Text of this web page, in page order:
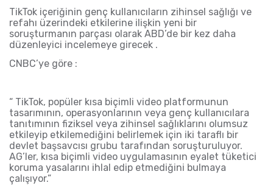
TikTok içeriğinin genç kullanıcıların zihinsel sağlığı ve
refahı üzerindeki etkilerine ilişkin yeni bir
soruşturmanın parçası olarak ABD’de bir kez daha
düzenleyici incelemeye girecek .
CNBC’ye göre :
“ TikTok, popüler kısa biçimli video platformunun
tasarımının, operasyonlarının veya genç kullanıcılara
tanıtımının fiziksel veya zihinsel sağlıklarını olumsuz
etkileyip etkilemediğini belirlemek için iki taraflı bir
devlet başsavcısı grubu tarafından soruşturuluyor.
AG’ler, kısa biçimli video uygulamasının eyalet tüketici
koruma yasalarını ihlal edip etmediğini bulmaya
çalışıyor.”